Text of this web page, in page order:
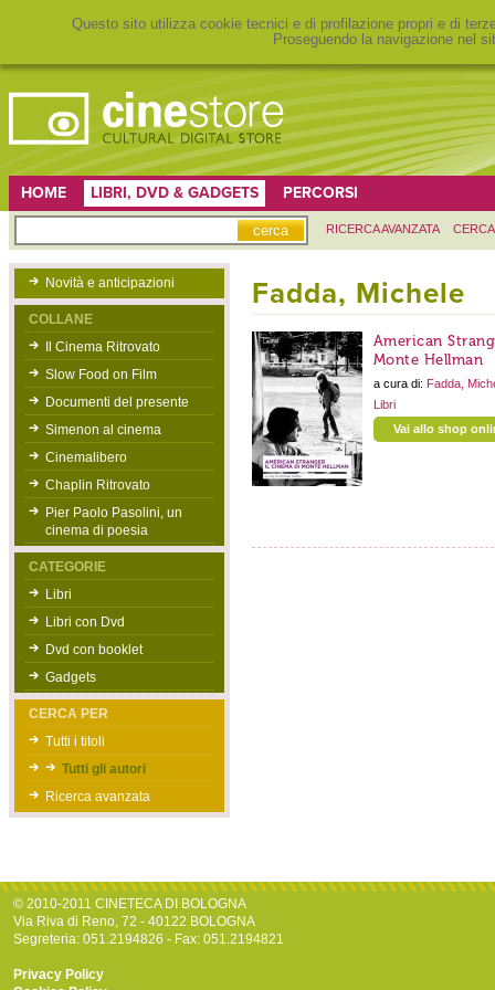
Questo sito utilizza cookie tecnici e di profilazione propri e di
Proseguendo la navigazione nel
HOME LIBRI, DVD & GADGETS PERCORSI
RICERCA AVANZATA
Novità e anticipazioni
COLLANE
Il Cinema Ritrovato
Slow Food on Film
Documenti del presente
Simenon al cinema
Cinemalibero
Chaplin Ritrovato
Pier Paolo Pasolini, un
cinema di poesia
CATEGORIE
Libri
Libri con Dvd
Dvd con booklet
Gadgets
CERCA PER
Tutti i titoli
Tutti gli autori
Ricerca avanzata
Fadda, Michele
American
Monte Hellman
a cura di: Fadda,
Libri
Vai allo shop
© 2010-2011 CINETECA DI BOLOGNA
Via Riva di Reno, 72 - 40122 BOLOGNA
Segreteria: 051.2194826 - Fax: 051.2194821
Privacy Policy